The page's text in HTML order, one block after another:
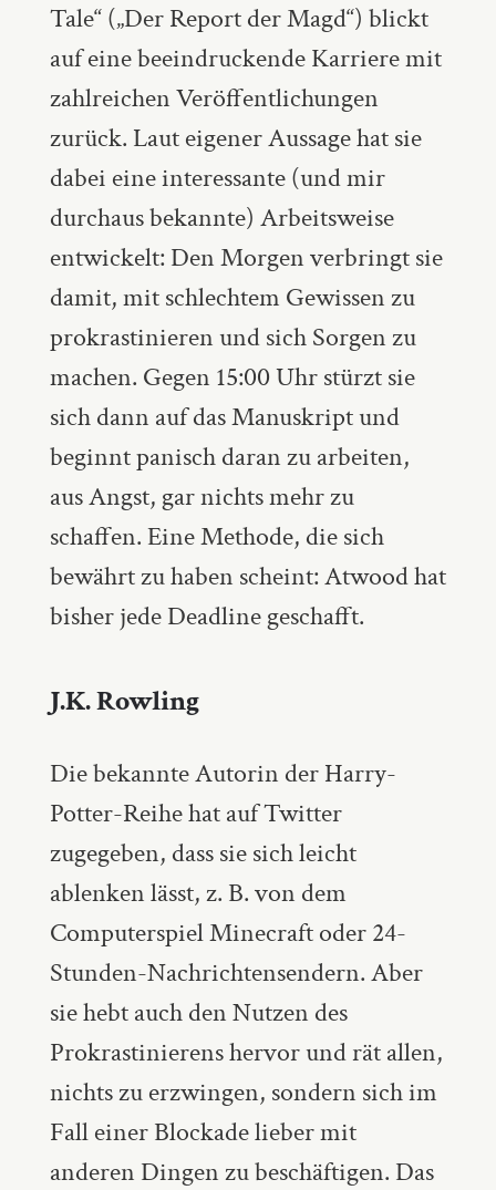
Tale“ („Der Report der Magd“) blickt
auf eine beeindruckende Karriere mit
zahlreichen Veröffentlichungen
zurück. Laut eigener Aussage hat sie
dabei eine interessante (und mir
durchaus bekannte) Arbeitsweise
entwickelt: Den Morgen verbringt sie
damit, mit schlechtem Gewissen zu
prokrastinieren und sich Sorgen zu
machen. Gegen 15:00 Uhr stürzt sie
sich dann auf das Manuskript und
beginnt panisch daran zu arbeiten,
aus Angst, gar nichts mehr zu
schaffen. Eine Methode, die sich
bewährt zu haben scheint: Atwood hat
bisher jede Deadline geschafft.
J.K. Rowling
Die bekannte Autorin der Harry-
Potter-Reihe hat auf Twitter
zugegeben, dass sie sich leicht
ablenken lässt, z. B. von dem
Computerspiel Minecraft oder 24-
Stunden-Nachrichtensendern. Aber
sie hebt auch den Nutzen des
Prokrastinierens hervor und rät allen,
nichts zu erzwingen, sondern sich im
Fall einer Blockade lieber mit
anderen Dingen zu beschäftigen. Das